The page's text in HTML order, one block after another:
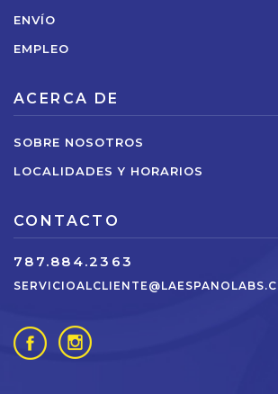
ENVÍO
EMPLEO
ACERCA DE
SOBRE NOSOTROS
LOCALIDADES Y HORARIOS
CONTACTO
787.884.2363